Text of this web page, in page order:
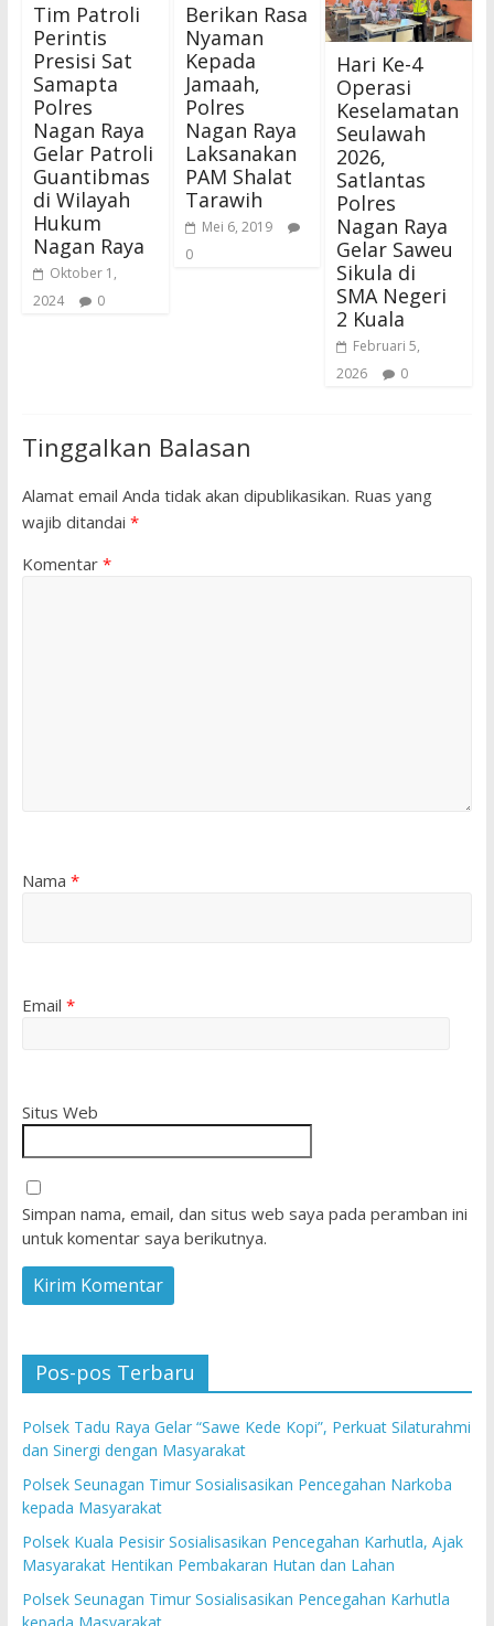
Tim Patroli
Perintis
Presisi Sat
Samapta
Polres
Nagan Raya
Gelar Patroli
Guantibmas
di Wilayah
Hukum
Nagan Raya
Oktober 1,
2024
0
Berikan Rasa
Nyaman
Kepada
Jamaah,
Polres
Nagan Raya
Laksanakan
PAM Shalat
Tarawih
Mei 6, 2019
0
Hari Ke-4
Operasi
Keselamatan
Seulawah
2026,
Satlantas
Polres
Nagan Raya
Gelar Saweu
Sikula di
SMA Negeri
2 Kuala
Februari 5,
2026
0
Tinggalkan Balasan
Alamat email Anda tidak akan dipublikasikan. Ruas yang
wajib ditandai *
Komentar *
Nama *
Email *
Situs Web
Simpan nama, email, dan situs web saya pada peramban ini
untuk komentar saya berikutnya.
Pos-pos Terbaru
Polsek Tadu Raya Gelar “Sawe Kede Kopi”, Perkuat Silaturahmi
dan Sinergi dengan Masyarakat
Polsek Seunagan Timur Sosialisasikan Pencegahan Narkoba
kepada Masyarakat
Polsek Kuala Pesisir Sosialisasikan Pencegahan Karhutla, Ajak
Masyarakat Hentikan Pembakaran Hutan dan Lahan
Polsek Seunagan Timur Sosialisasikan Pencegahan Karhutla